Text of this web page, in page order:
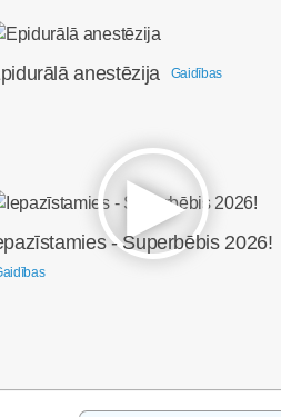
anestēzija Gaidības
- Superbēbis 2026!